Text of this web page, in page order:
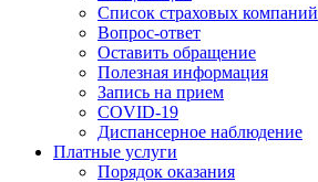
Список страховых компаний
Вопрос-ответ
Оставить обращение
Полезная информация
Запись на прием
COVID-19
Диспансерное наблюдение
Платные услуги
Порядок оказания